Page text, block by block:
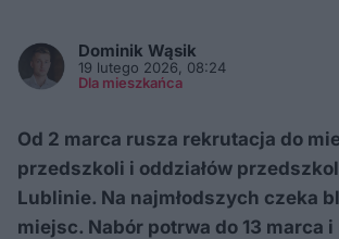
Dominik Wąsik
19 lutego 2026, 08:24
Dla mieszkańca
Od 2 marca rusza rekrutacja do
przedszkoli i oddziałów
Lublinie. Na najmłodszych czeka
miejsc. Nabór potrwa do 13 marca